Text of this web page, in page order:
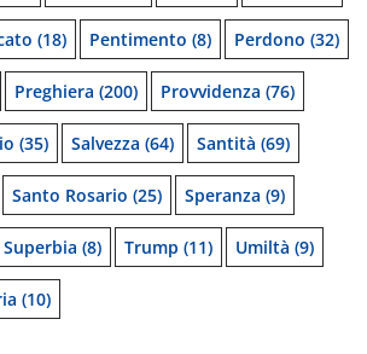
(18) Pentimento (8) Perdono (32)
Preghiera (200) Provvidenza (76)
(35) Salvezza (64) Santità (69)
Santo Rosario (25) Speranza (9)
Superbia (8) Trump (11) Umiltà (9)
(10)